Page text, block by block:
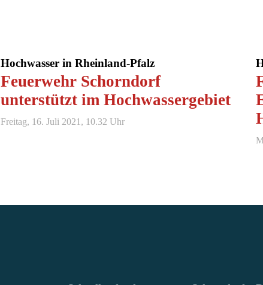
Hochwasser in Rheinland-Pfalz
Feuerwehr Schorndorf
unterstützt im Hochwassergebiet
Freitag, 16. Juli 2021, 10.32 Uhr